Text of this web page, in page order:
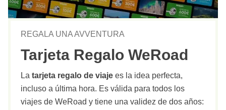
REGALA UNA AVVENTURA
Tarjeta Regalo WeRoad
La tarjeta regalo de viaje es la idea perfecta,
incluso a última hora. Es válida para todos los
viajes de WeRoad y tiene una validez de dos años: